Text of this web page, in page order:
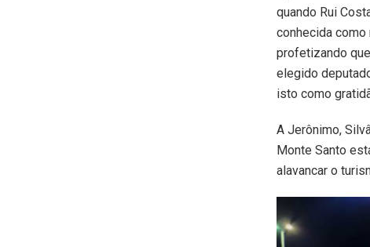
quando Rui
conhecida
profetizando
elegido
isto como
A Jerônimo,
Monte Santo
alavancar o